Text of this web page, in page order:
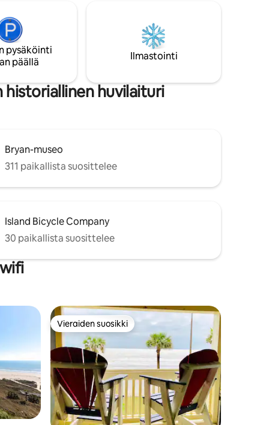
vaunu,
oleskelutilaa ja keittiötä, mikä tekee siitä
ihanteellisen kahdelle yhdessä
matkustavalle perheelle, perheille, jotka
haluavat erilliset tilat aikuisille ja lapsille,
pysäköinti
päällä
Ilmastointi
historiallinen huvilaituri
Bryan-museo
311 paikallista suosittelee
Island Bicycle Company
30 paikallista suosittelee
Vieraiden suosikki
Vieraiden suosikki